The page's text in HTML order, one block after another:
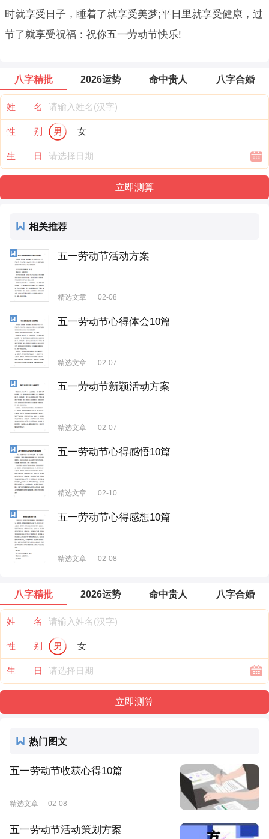
时就享受日子，睡着了就享受美梦;平日里就享受健康，过
节了就享受祝福：祝你五一劳动节快乐!
八字精批 2026运势 命中贵人 八字合婚
姓 名
性 别 男 女
生 日
相关推荐
五一劳动节活动方案
精选文章 02-08
五一劳动节心得体会10篇
精选文章 02-07
五一劳动节新颖活动方案
精选文章 02-07
五一劳动节心得感悟10篇
精选文章 02-10
五一劳动节心得感想10篇
精选文章 02-08
八字精批 2026运势 命中贵人 八字合婚
姓 名
性 别 男 女
生 日
热门图文
五一劳动节收获心得10篇
精选文章 02-08
五一劳动节活动策划方案